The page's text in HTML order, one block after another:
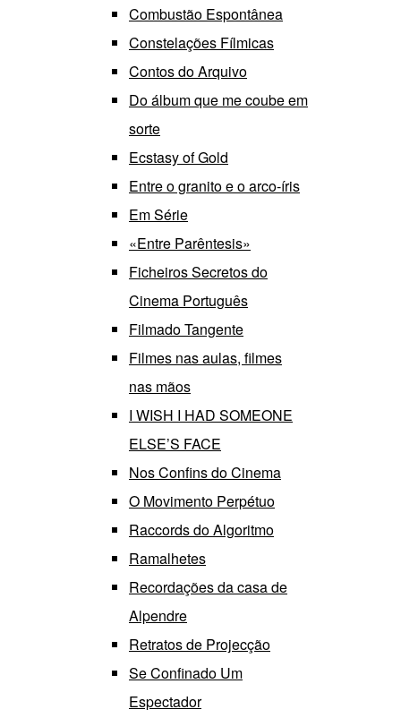
Combustão Espontânea
Constelações Fílmicas
Contos do Arquivo
Do álbum que me coube em
sorte
Ecstasy of Gold
Entre o granito e o arco-íris
Em Série
«Entre Parêntesis»
Ficheiros Secretos do
Cinema Português
Filmado Tangente
Filmes nas aulas, filmes
nas mãos
I WISH I HAD SOMEONE
ELSE’S FACE
Nos Confins do Cinema
O Movimento Perpétuo
Raccords do Algoritmo
Ramalhetes
Recordações da casa de
Alpendre
Retratos de Projecção
Se Confinado Um
Espectador